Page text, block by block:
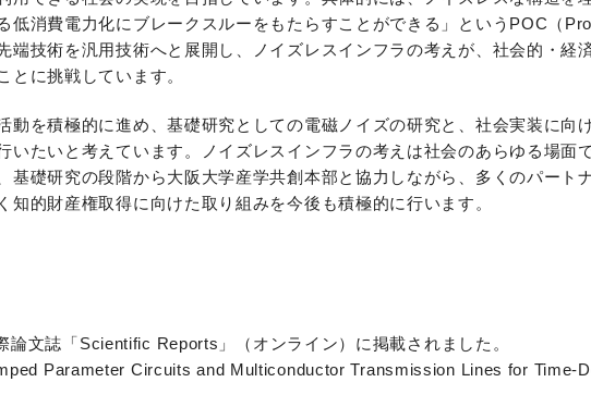
低消費電力化にブレークスルーをもたらすことができる」というPOC（
端技術を汎用技術へと展開し、ノイズレスインフラの考えが、社会的・経
とに挑戦しています。
動を積極的に進め、基礎研究としての電磁ノイズの研究と、社会実装に向
いたいと考えています。ノイズレスインフラの考えは社会のあらゆる場面
基礎研究の段階から大阪大学産学共創本部と協力しながら、多くのパート
知的財産権取得に向けた取り組みを今後も積極的に行います。
論文誌「Scientific Reports」（オンライン）に掲載されました。
Parameter Circuits and Multiconductor Transmission Lines for Time-